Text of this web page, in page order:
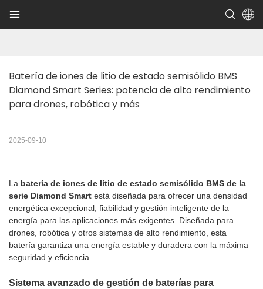
Batería de iones de litio de estado semisólido BMS
Diamond Smart Series: potencia de alto rendimiento
para drones, robótica y más
2025-09-10
La batería de iones de litio de estado semisólido BMS de la
serie Diamond Smart está diseñada para ofrecer una densidad
energética excepcional, fiabilidad y gestión inteligente de la
energía para las aplicaciones más exigentes. Diseñada para
drones, robótica y otros sistemas de alto rendimiento, esta
batería garantiza una energía estable y duradera con la máxima
seguridad y eficiencia.
Sistema avanzado de gestión de baterías para